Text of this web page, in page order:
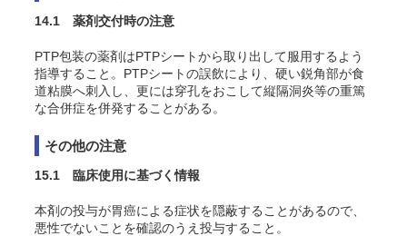
14.1 薬剤交付時の注意
PTP包装の薬剤はPTPシートから取り出して服用するよう
指導すること。PTPシートの誤飲により、硬い鋭角部が食
道粘膜へ刺入し、更には穿孔をおこして縦隔洞炎等の重篤
な合併症を併発することがある。
その他の注意
15.1 臨床使用に基づく情報
本剤の投与が胃癌による症状を隠蔽することがあるので、
悪性でないことを確認のうえ投与すること。